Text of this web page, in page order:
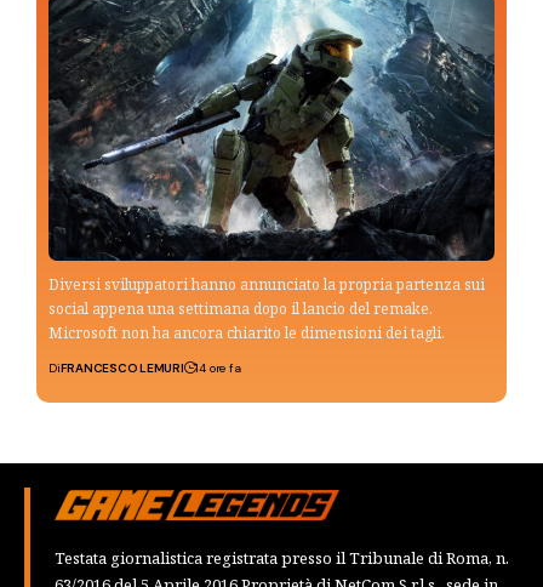
Diversi sviluppatori hanno annunciato la propria partenza sui
social appena una settimana dopo il lancio del remake.
Microsoft non ha ancora chiarito le dimensioni dei tagli.
DiFRANCESCO LEMURI 14 ore fa
Testata giornalistica registrata presso il Tribunale di Roma, n.